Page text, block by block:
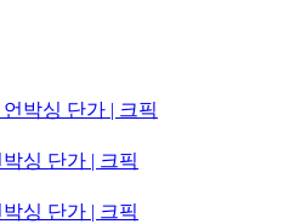
박싱 단가 | 크픽
싱 단가 | 크픽
싱 단가 | 크픽